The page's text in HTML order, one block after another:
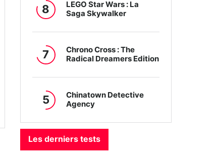
8
LEGO Star Wars : La
Saga Skywalker
7
Chrono Cross : The
Radical Dreamers Edition
5
Chinatown Detective
Agency
Les derniers tests